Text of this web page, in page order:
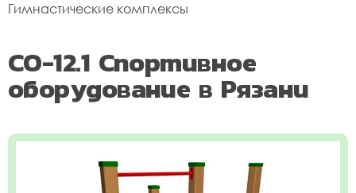
Гимнастические комплексы
СО-12.1 Спортивное
оборудование в Рязани